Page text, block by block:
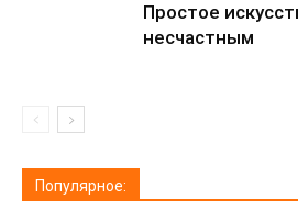
Простое
несчастным
Популярное: